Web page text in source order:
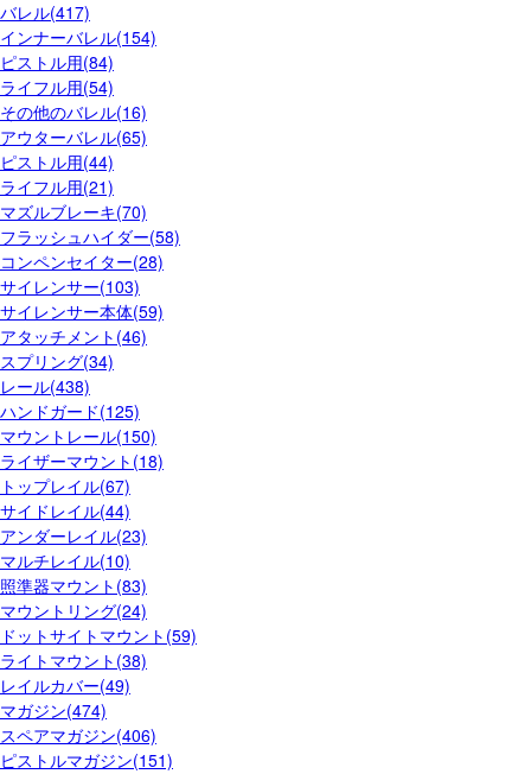
バレル(417)
インナーバレル(154)
ピストル用(84)
ライフル用(54)
その他のバレル(16)
アウターバレル(65)
ピストル用(44)
ライフル用(21)
マズルブレーキ(70)
フラッシュハイダー(58)
コンペンセイター(28)
サイレンサー(103)
サイレンサー本体(59)
アタッチメント(46)
スプリング(34)
レール(438)
ハンドガード(125)
マウントレール(150)
ライザーマウント(18)
トップレイル(67)
サイドレイル(44)
アンダーレイル(23)
マルチレイル(10)
照準器マウント(83)
マウントリング(24)
ドットサイトマウント(59)
ライトマウント(38)
レイルカバー(49)
マガジン(474)
スペアマガジン(406)
ピストルマガジン(151)